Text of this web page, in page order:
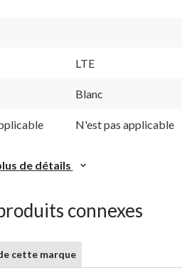
LTE
Blanc
N'est pas applicable
de détails
connexes
cette marque